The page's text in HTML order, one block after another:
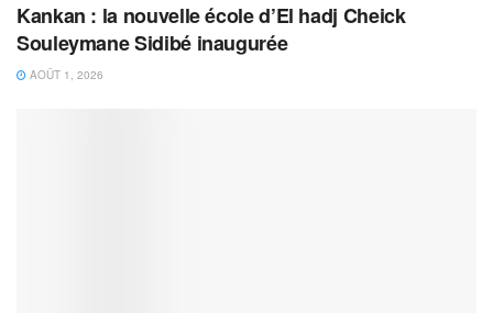
Kankan : la nouvelle école d’El hadj Cheick
Souleymane Sidibé inaugurée
AOÛT 1, 2026